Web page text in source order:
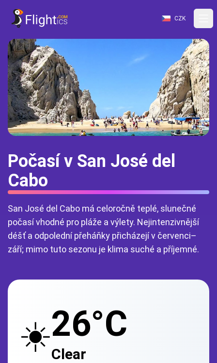
CZK
Počasí v San José del
Cabo
San José del Cabo má celoročně teplé, slunečné
počasí vhodné pro pláže a výlety. Nejintenzivnější
déšť a odpolední přeháňky přicházejí v červenci–
září; mimo tuto sezonu je klima suché a příjemné.
☀️26°C
Clear